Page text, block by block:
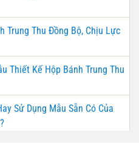
Trung Thu Đồng Bộ, Chịu Lực
Thiết Kế Hộp Bánh Trung Thu
Sử Dụng Mẫu Sẵn Có Của